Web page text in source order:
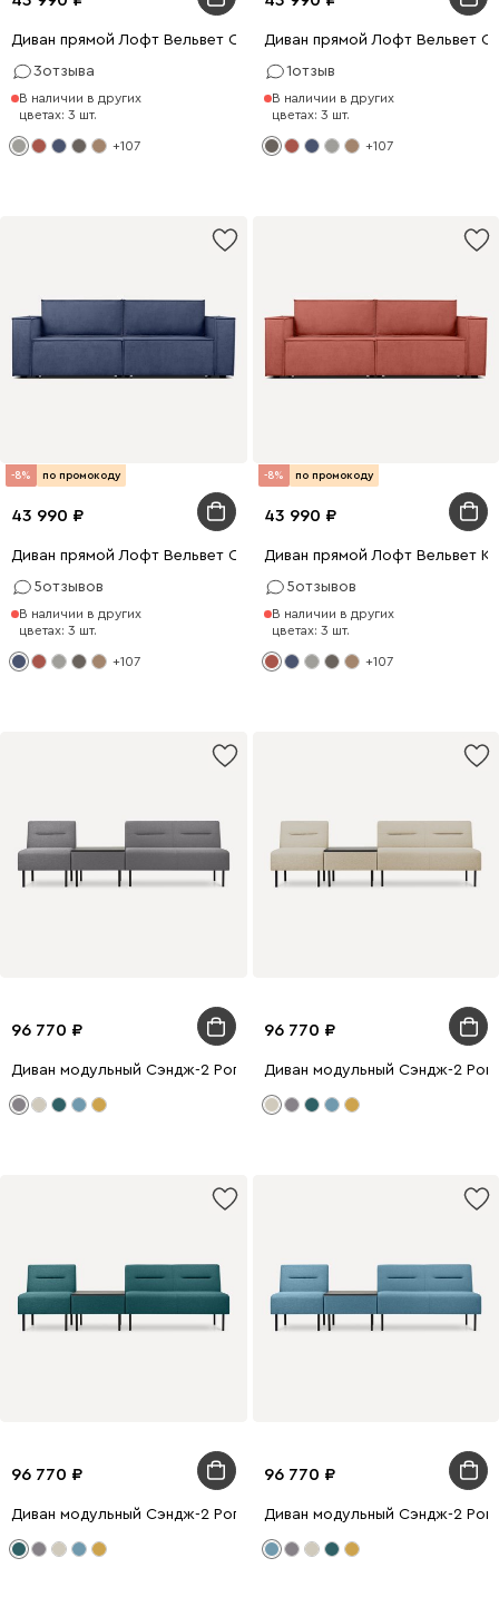
Диван прямой Лофт Вельвет Светло-серый
3отзыва
В наличии в других
цветах: 3 шт.
+107
Диван прямой Лофт Вельвет
1отзыв
В наличии в других
цветах: 3 шт.
+107
-8% по промокоду
43 990
Диван прямой Лофт Вельвет Синий
5отзывов
В наличии в других
цветах: 3 шт.
+107
-8% по промокоду
43 990
Диван прямой Лофт Вельвет
5отзывов
В наличии в других
цветах: 3 шт.
+107
96 770
Диван модульный Сэндж-2 Рогожка Серый
96 770
Диван модульный Сэндж-2
96 770
Диван модульный Сэндж-2 Рогожка Бирюзовый
96 770
Диван модульный Сэндж-2